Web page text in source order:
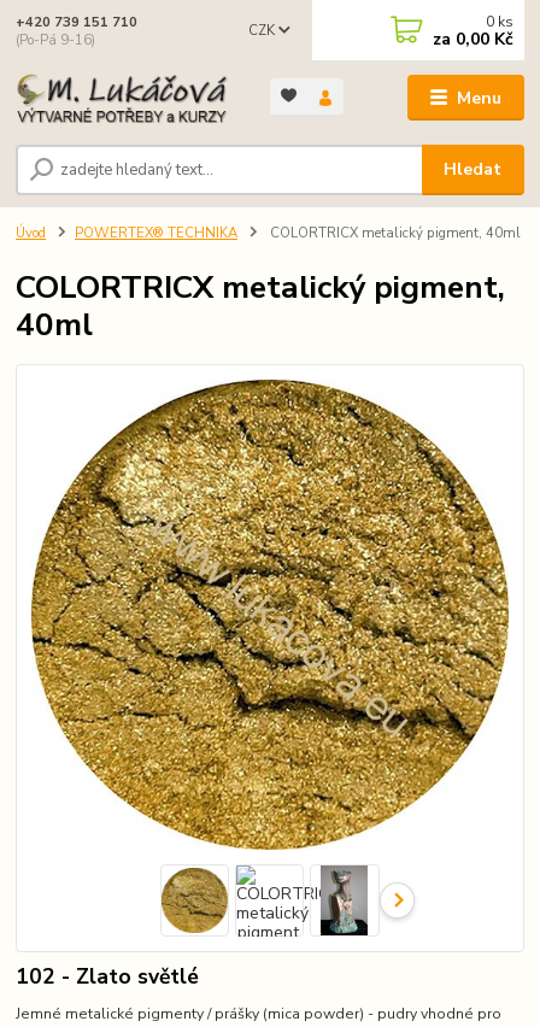
Menu
CZK
Hledat
+420 739 151 710
(Po-Pá 9-16)
0 ks
za 0,00 Kč
Úvod POWERTEX® TECHNIKA COLORTRICX metalický pigment, 40ml
COLORTRICX metalický pigment,
40ml
102 - Zlato světlé
Jemné metalické pigmenty / prášky (mica powder) - pudry vhodné pro